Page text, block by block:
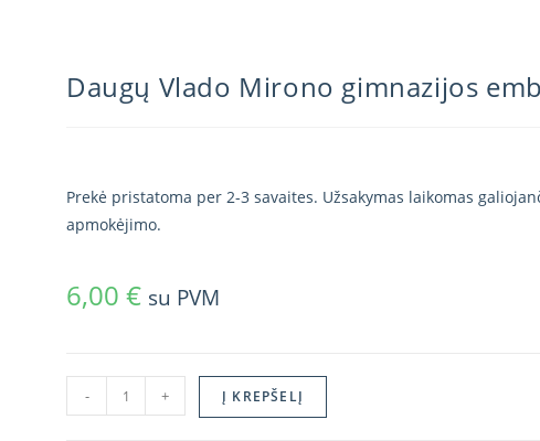
Daugų Vlado Mirono gimnazijos
Prekė pristatoma per 2-3 savaites. Užsakymas laikomas
apmokėjimo.
6,00 € su PVM
- + Į KREPŠELĮ